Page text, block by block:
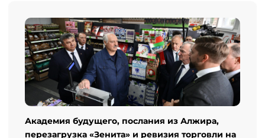
Академия будущего, послания из Алжира,
перезагрузка «Зенита» и ревизия торговли на